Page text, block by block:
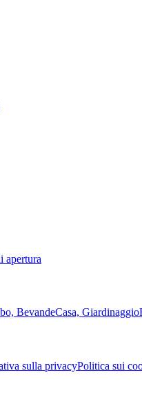
apertura
BevandeCasa, Giardinaggio
sulla privacyPolitica sui